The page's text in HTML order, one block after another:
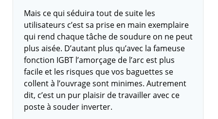
Mais ce qui séduira tout de suite les
utilisateurs c’est sa prise en main exemplaire
qui rend chaque tâche de soudure on ne peut
plus aisée. D’autant plus qu’avec la fameuse
fonction IGBT l’amorçage de l’arc est plus
facile et les risques que vos baguettes se
collent à l’ouvrage sont minimes. Autrement
dit, c’est un pur plaisir de travailler avec ce
poste à souder inverter.